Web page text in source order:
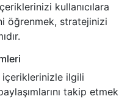
kullanıcılara
öğrenmek, stratejinizi
içeriklerinizle ilgili
takip etmek